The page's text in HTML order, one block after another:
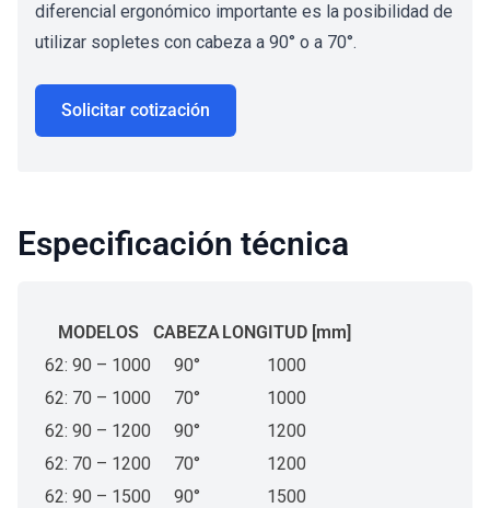
diferencial ergonómico importante es la posibilidad de
utilizar sopletes con cabeza a 90° o a 70°.
Solicitar cotización
Especificación técnica
MODELOS CABEZALONGITUD [mm]
62: 90 – 1000
90°
1000
62: 70 – 1000
70°
1000
62: 90 – 1200
90°
1200
62: 70 – 1200
70°
1200
62: 90 – 1500
90°
1500